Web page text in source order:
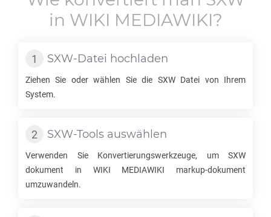
in WIKI MEDIAWIKI?
SXW-Datei hochladen
Ziehen Sie oder wählen Sie die SXWDatei von Ihrem
System.
SXW-Tools auswählen
Verwenden Sie Konvertierungswerkzeuge, um SXW
dokument in WIKI MEDIAWIKI markup-dokument
umzuwandeln.